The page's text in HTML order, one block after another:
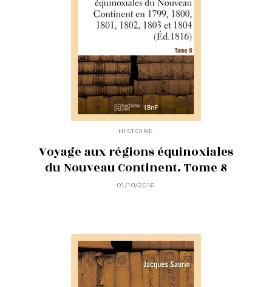
HISTOIRE
Voyage aux régions équinoxiales
du Nouveau Continent. Tome 8
01/10/2016